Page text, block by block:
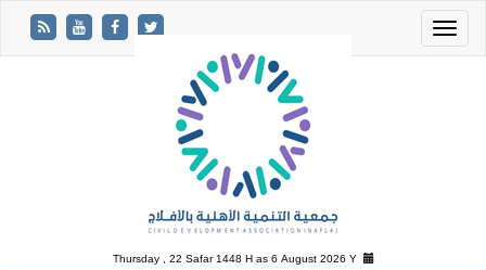
Thursday , 22 Safar 1448 H as6 August 2026 Y